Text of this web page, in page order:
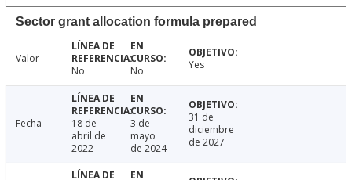
Sector grant allocation formula prepared
Valor
No
No Yes
Fecha
18 de
abril de
2022
3 de
mayo
de 2024
31 de
diciembre
de 2027